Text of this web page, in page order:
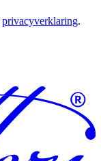
privacyverklaring.